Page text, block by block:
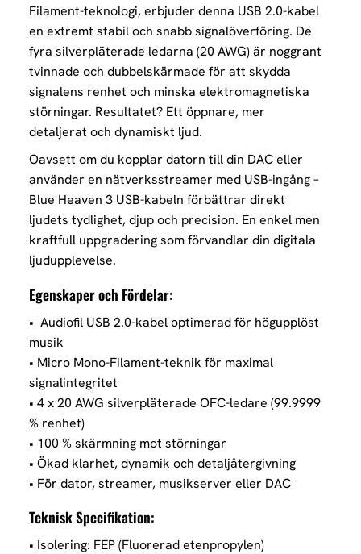
Filament-teknologi, erbjuder denna USB 2.0-kabel
en extremt stabil och snabb signalöverföring. De
fyra silverpläterade ledarna (20 AWG) är noggrant
tvinnade och dubbelskärmade för att skydda
signalens renhet och minska elektromagnetiska
störningar. Resultatet? Ett öppnare, mer
detaljerat och dynamiskt ljud.
Oavsett om du kopplar datorn till din DAC eller
använder en nätverksstreamer med USB-ingång –
Blue Heaven 3 USB-kabeln förbättrar direkt
ljudets tydlighet, djup och precision. En enkel men
kraftfull uppgradering som förvandlar din digitala
ljudupplevelse.
Egenskaper och Fördelar:
• Audiofil USB 2.0-kabel optimerad för högupplöst
musik
• Micro Mono-Filament-teknik för maximal
signalintegritet
• 4 x 20 AWG silverpläterade OFC-ledare (99.9999
% renhet)
• 100 % skärmning mot störningar
• Ökad klarhet, dynamik och detaljåtergivning
• För dator, streamer, musikserver eller DAC
Teknisk Specifikation:
• Isolering: FEP (Fluorerad etenpropylen)